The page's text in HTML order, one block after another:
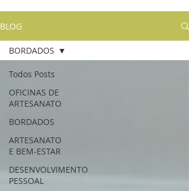
BLOG
Todos Posts
OFICINAS DE
ARTESANATO
BORDADOS
ARTESANATO
E BEM-ESTAR
DESENVOLVIMENTO
PESSOAL
BORDADOS